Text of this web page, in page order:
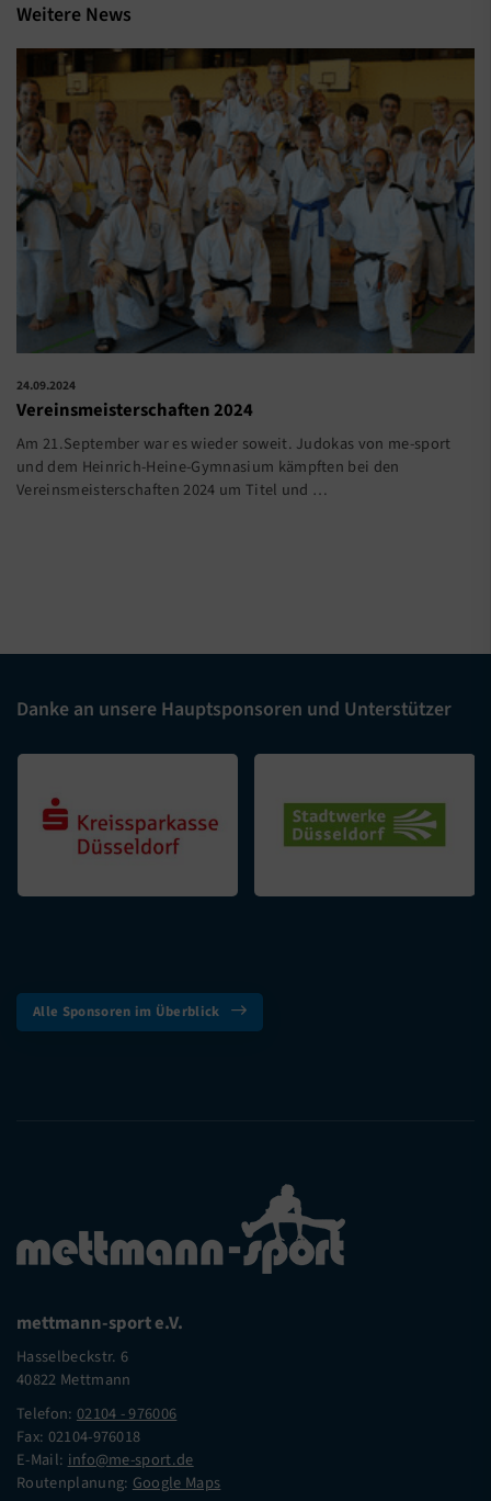
Weitere News
24.09.2024
Vereinsmeisterschaften 2024
Am 21.September war es wieder soweit. Judokas von me-sport
und dem Heinrich-Heine-Gymnasium kämpften bei den
Vereinsmeisterschaften 2024 um Titel und …
Danke an unsere Hauptsponsoren und Unterstützer
Alle Sponsoren im Überblick
mettmann-sport e.V.
Hasselbeckstr. 6
40822 Mettmann
Telefon: 02104 - 976006
Fax: 02104-976018
E-Mail: info@me-sport.de
Routenplanung: Google Maps